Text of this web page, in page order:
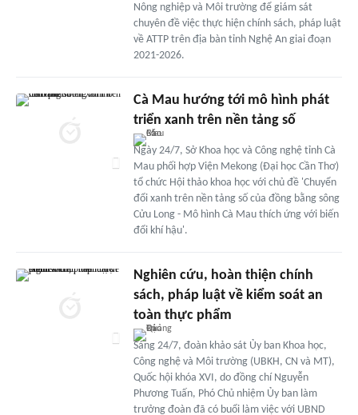
Nông nghiệp và Môi trường để giám sát
chuyên đề việc thực hiện chính sách, pháp luật
về ATTP trên địa bàn tỉnh Nghệ An giai đoạn
2021-2026.
Cà Mau hướng tới mô hình phát
triển xanh trên nền tảng số
Ngày 24/7, Sở Khoa học và Công nghệ tỉnh Cà
Mau phối hợp Viện Mekong (Đại học Cần Thơ)
tổ chức Hội thảo khoa học với chủ đề 'Chuyển
đổi xanh trên nền tảng số của đồng bằng sông
Cửu Long - Mô hình Cà Mau thích ứng với biến
đổi khí hậu'.
Nghiên cứu, hoàn thiện chính
sách, pháp luật về kiểm soát an
toàn thực phẩm
Sáng 24/7, đoàn khảo sát Ủy ban Khoa học,
Công nghệ và Môi trường (UBKH, CN và MT),
Quốc hội khóa XVI, do đồng chí Nguyễn
Phương Tuấn, Phó Chủ nhiệm Ủy ban làm
trưởng đoàn đã có buổi làm việc với UBND